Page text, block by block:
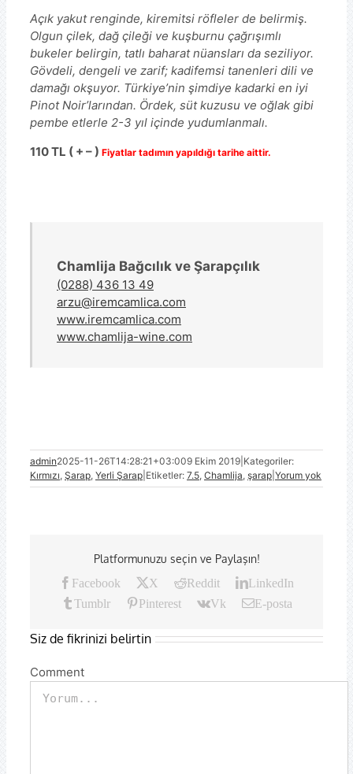
Açık yakut renginde, kiremitsi röfleler de belirmiş.
Olgun çilek, dağ çileği ve kuşburnu çağrışımlı
bukeler belirgin, tatlı baharat nüansları da seziliyor.
Gövdeli, dengeli ve zarif; kadifemsi tanenleri dili ve
damağı okşuyor. Türkiye’nin şimdiye kadarki en iyi
Pinot Noir’larından. Ördek, süt kuzusu ve oğlak gibi
pembe etlerle 2-3 yıl içinde yudumlanmalı.
110 TL ( + – ) Fiyatlar tadımın yapıldığı tarihe aittir.
Chamlija Bağcılık ve Şarapçılık
(0288) 436 13 49
arzu@iremcamlica.com
www.iremcamlica.com
www.chamlija-wine.com
admin2025-11-26T14:28:21+03:009 Ekim 2019 Kategoriler:
Kırmızı, Şarap, Yerli Şarap Etiketler: 7.5, Chamlija, şarap Yorum yok
Platformunuzu seçin ve Paylaşın!
Facebook X Reddit
LinkedIn
Tumblr
Pinterest Vk E-posta
Siz de fikrinizi belirtin
Comment